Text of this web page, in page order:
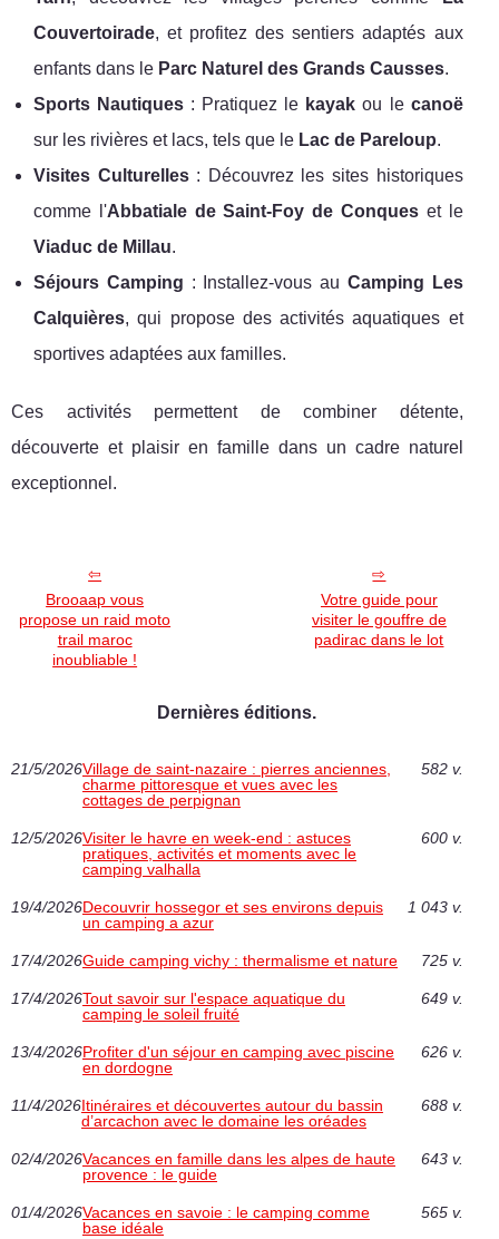
Couvertoirade, et profitez des sentiers adaptés aux
enfants dans le Parc Naturel des Grands Causses.
Sports Nautiques : Pratiquez le kayak ou le canoë
sur les rivières et lacs, tels que le Lac de Pareloup.
Visites Culturelles: Découvrez les sites historiques
comme l'Abbatiale de Saint-Foy de Conques et le
Viaduc de Millau.
Séjours Camping : Installez-vous au Camping Les
Calquières, qui propose des activités aquatiques et
sportives adaptées aux familles.
Ces activités permettent de combiner détente,
découverte et plaisir en famille dans un cadre naturel
exceptionnel.
Brooaap vous
propose un raid moto
trail maroc
inoubliable !
Votre guide pour
visiter le gouffre de
padirac dans le lot
Dernières éditions.
21/5/2026Village de saint-nazaire : pierres anciennes,
charme pittoresque et vues avec les
cottages de perpignan
582 v.
12/5/2026Visiter le havre en week-end : astuces
pratiques, activités et moments avec le
camping valhalla
600 v.
19/4/2026Decouvrir hossegor et ses environs depuis
un camping a azur
1 043 v.
17/4/2026Guide camping vichy : thermalisme et nature 725 v.
17/4/2026Tout savoir sur l'espace aquatique du
camping le soleil fruité
649 v.
13/4/2026Profiter d'un séjour en camping avec piscine
en dordogne
626 v.
11/4/2026Itinéraires et découvertes autour du bassin
d’arcachon avec le domaine les oréades
688 v.
02/4/2026Vacances en famille dans les alpes de haute
provence : le guide
643 v.
01/4/2026Vacances en savoie : le camping comme
base idéale
565 v.